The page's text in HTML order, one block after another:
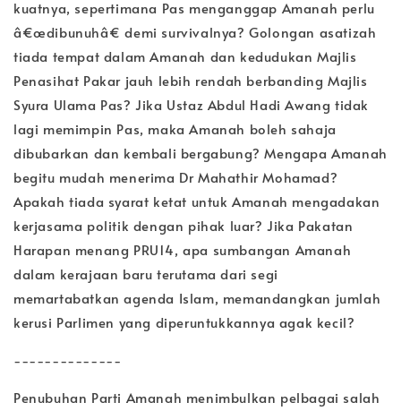
kuatnya, sepertimana Pas menganggap Amanah perlu
â€œdibunuhâ€ demi survivalnya? Golongan asatizah
tiada tempat dalam Amanah dan kedudukan Majlis
Penasihat Pakar jauh lebih rendah berbanding Majlis
Syura Ulama Pas? Jika Ustaz Abdul Hadi Awang tidak
lagi memimpin Pas, maka Amanah boleh sahaja
dibubarkan dan kembali bergabung? Mengapa Amanah
begitu mudah menerima Dr Mahathir Mohamad?
Apakah tiada syarat ketat untuk Amanah mengadakan
kerjasama politik dengan pihak luar? Jika Pakatan
Harapan menang PRU14, apa sumbangan Amanah
dalam kerajaan baru terutama dari segi
memartabatkan agenda Islam, memandangkan jumlah
kerusi Parlimen yang diperuntukkannya agak kecil?
--------------
Penubuhan Parti Amanah menimbulkan pelbagai salah